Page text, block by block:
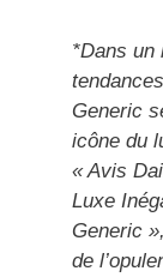
*Dans un
Generic
icône du
« Avis
Luxe
Generic
de